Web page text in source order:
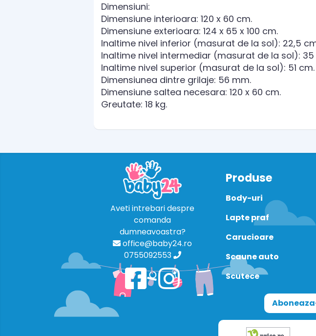
Dimensiuni:
Dimensiune interioara: 120 x 60 cm.
Dimensiune exterioara: 124 x 65 x 100 cm.
Inaltime nivel inferior (masurat de la sol): 22,5
Inaltime nivel intermediar (masurat de la sol): 35
Inaltime nivel superior (masurat de la sol): 51 cm.
Dimensiunea dintre grilaje: 56 mm.
Dimensiune saltea necesara: 120 x 60 cm.
Greutate: 18 kg.
Aveti intrebari despre
comanda
dumneavoastra?
office@baby24.ro
0755092553
Produse
Body-uri
Lapte praf
Carucioare
Scaune auto
Scutece